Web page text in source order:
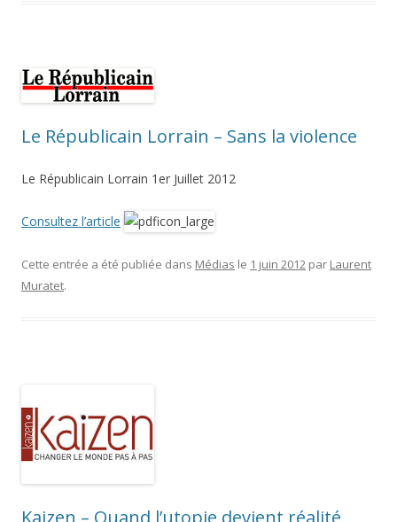
Le Républicain Lorrain – Sans la violence
Le Républicain Lorrain 1er Juillet 2012
Consultez l’article
Cette entrée a été publiée dans Médias le 1 juin 2012 par Laurent
Muratet.